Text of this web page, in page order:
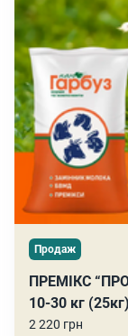
Продаж
ПРЕМІКС
10-30 кг (25кг)
2 220 грн